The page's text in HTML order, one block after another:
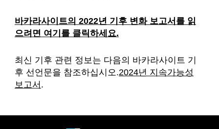
바카라사이트의 2022년 기후 변화 보고서를 읽
으려면 여기를 클릭하세요.
최신 기후 관련 정보는 다음의 바카라사이트 기
후 선언문을 참조하십시오.2024년 지속가능성
보고서 .